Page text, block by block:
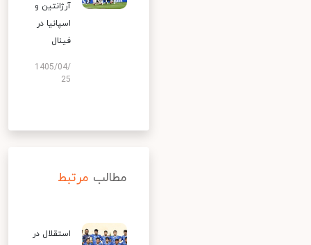
آرژانتین و
اسپانیا در
فینال
1405/04/
25
مطالب مرتبط
استقلال در